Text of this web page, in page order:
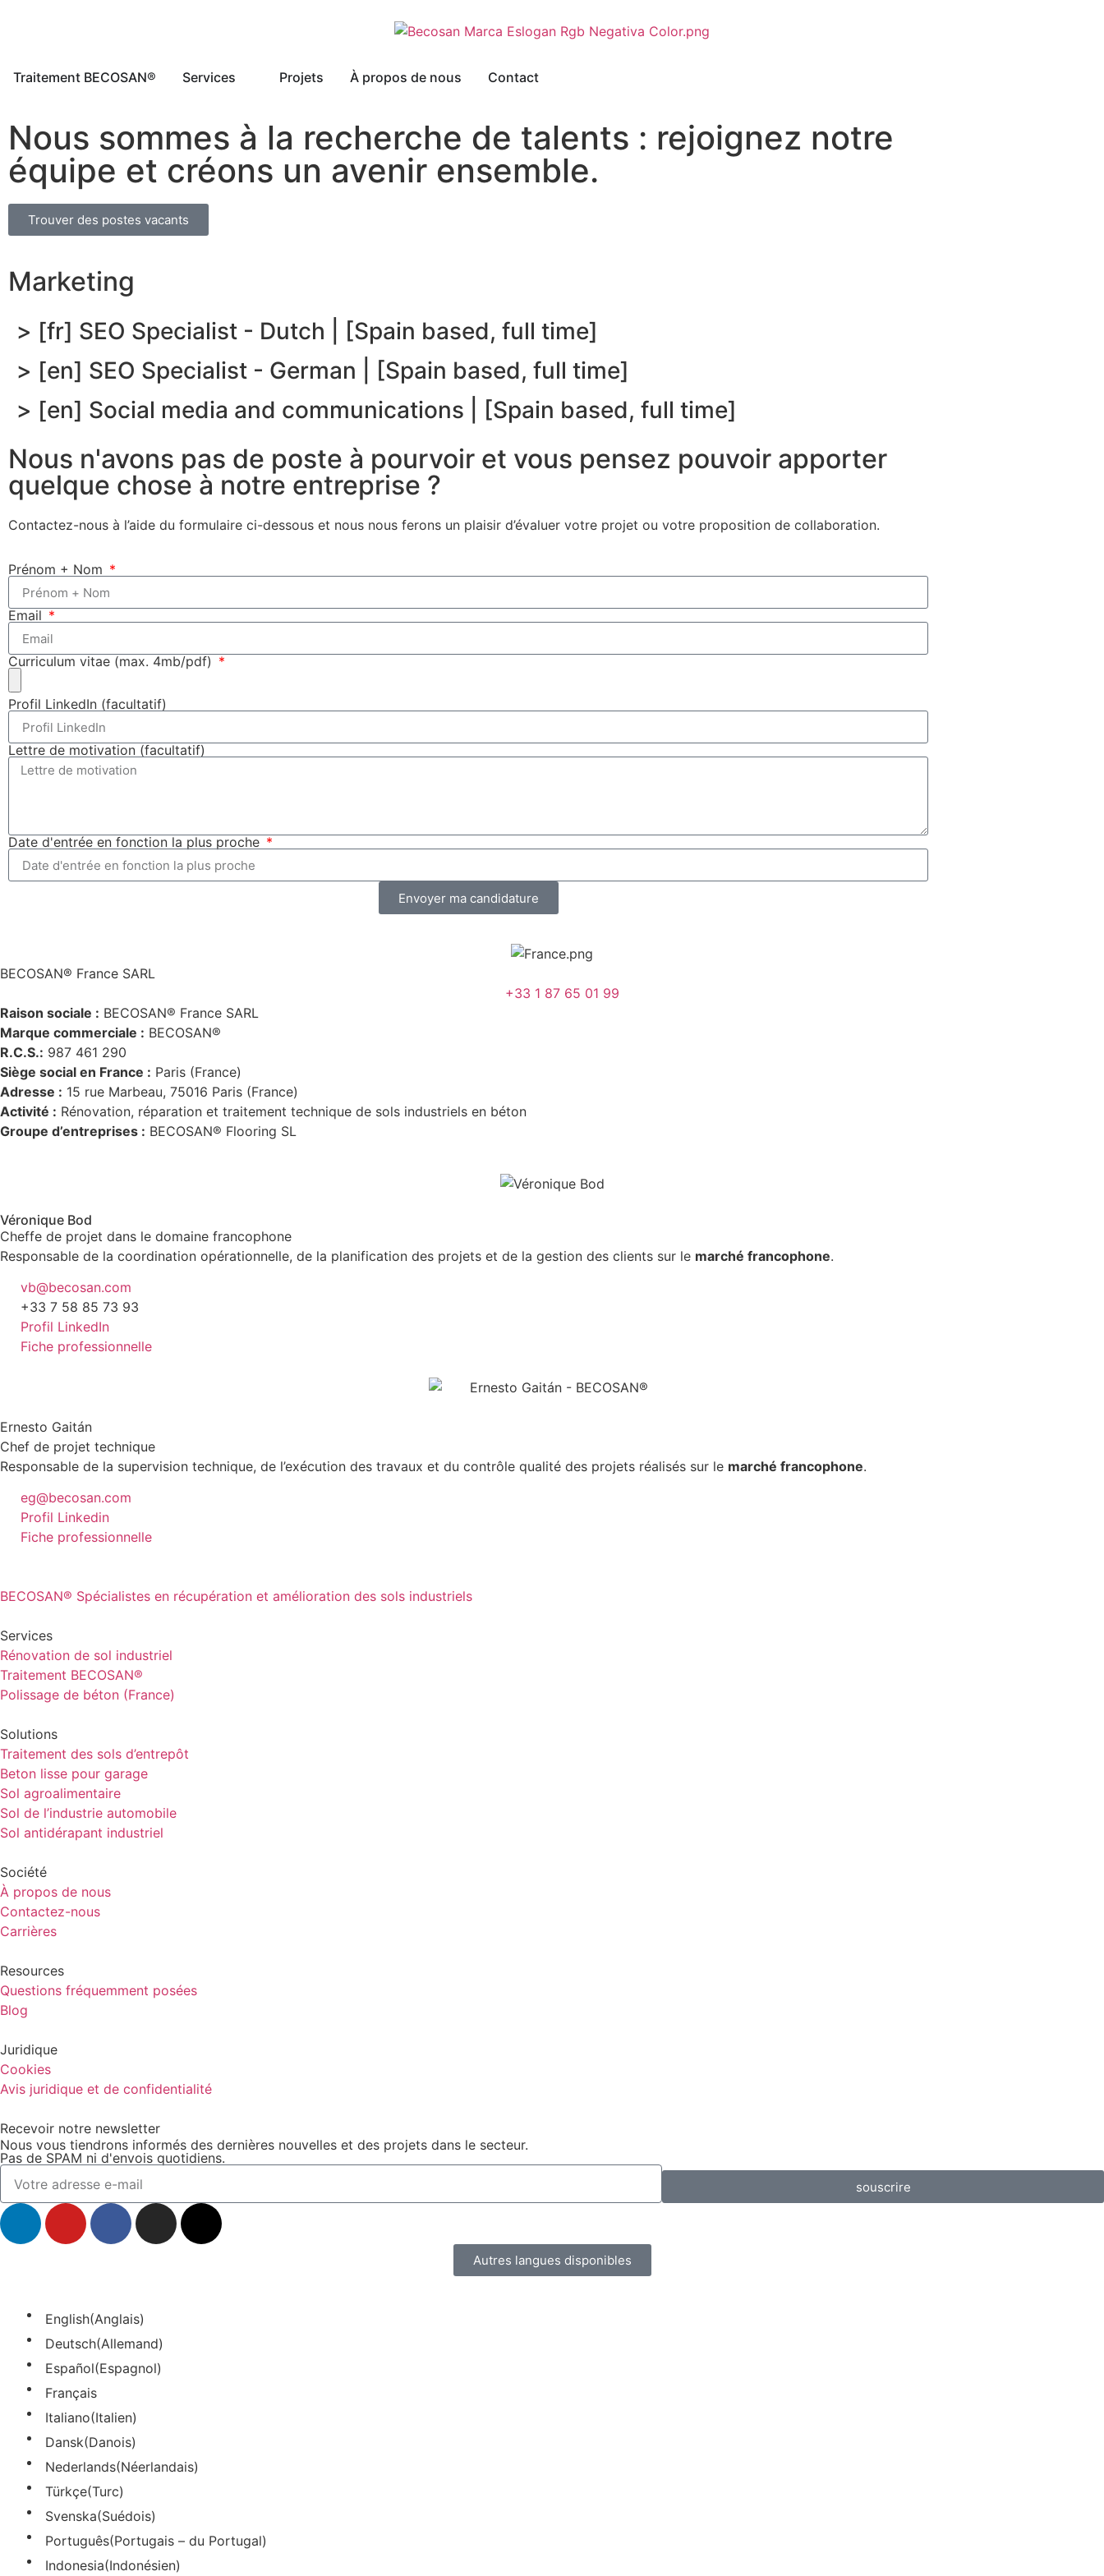
Traitement BECOSAN® Services Projets À propos de nous Contact
Nous sommes à la recherche de talents : rejoignez notre
équipe et créons un avenir ensemble.
Trouver des postes vacants
Marketing
> [fr] SEO Specialist - Dutch | [Spain based, full time]
> [en] SEO Specialist - German | [Spain based, full time]
> [en] Social media and communications | [Spain based, full time]
Nous n'avons pas de poste à pourvoir et vous pensez pouvoir apporter
quelque chose à notre entreprise ?
Contactez-nous à l’aide du formulaire ci-dessous et nous nous ferons un plaisir d’évaluer votre projet ou votre proposition de collaboration.
Prénom + Nom
Email
Curriculum vitae (max. 4mb/pdf)
Profil LinkedIn (facultatif)
Lettre de motivation (facultatif)
Date d'entrée en fonction la plus proche
Envoyer ma candidature
BECOSAN® France SARL
+33 1 87 65 01 99
Raison sociale : BECOSAN® France SARL
Marque commerciale : BECOSAN®
R.C.S.: 987 461 290
Siège social en France : Paris (France)
Adresse : 15 rue Marbeau, 75016 Paris (France)
Activité : Rénovation, réparation et traitement technique de sols industriels en béton
Groupe d’entreprises : BECOSAN® Flooring SL
Véronique Bod
Cheffe de projet dans le domaine francophone
Responsable de la coordination opérationnelle, de la planification des projets et de la gestion des clients sur le marché francophone.
vb@becosan.com
+33 7 58 85 73 93
Profil LinkedIn
Fiche professionnelle
Ernesto Gaitán
Chef de projet technique
Responsable de la supervision technique, de l’exécution des travaux et du contrôle qualité des projets réalisés sur le marché francophone.
eg@becosan.com
Profil Linkedin
Fiche professionnelle
BECOSAN® Spécialistes en récupération et amélioration des sols industriels
Services
Rénovation de sol industriel
Traitement BECOSAN®
Polissage de béton (France)
Solutions
Traitement des sols d’entrepôt
Beton lisse pour garage
Sol agroalimentaire
Sol de l’industrie automobile
Sol antidérapant industriel
Société
À propos de nous
Contactez-nous
Carrières
Resources
Questions fréquemment posées
Blog
Juridique
Cookies
Avis juridique et de confidentialité
Recevoir notre newsletter
Nous vous tiendrons informés des dernières nouvelles et des projets dans le secteur.
Pas de SPAM ni d'envois quotidiens.
souscrire
Autres langues disponibles
English(Anglais)
Deutsch(Allemand)
Español(Espagnol)
Français
Italiano(Italien)
Dansk(Danois)
Nederlands(Néerlandais)
Türkçe(Turc)
Svenska(Suédois)
Português(Portugais – du Portugal)
Indonesia(Indonésien)